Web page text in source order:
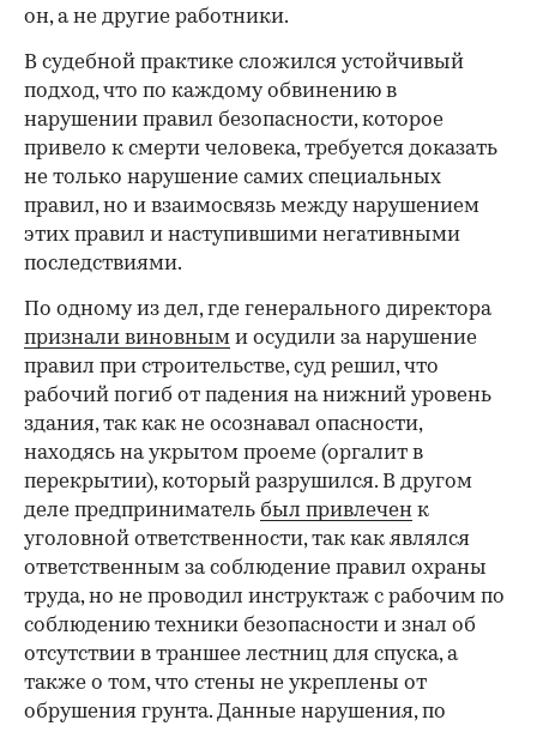
он, а не другие работники.
В судебной практике сложился устойчивый
подход, что по каждому обвинению в
нарушении правил безопасности, которое
привело к смерти человека, требуется доказать
не только нарушение самих специальных
правил, но и взаимосвязь между нарушением
этих правил и наступившими негативными
последствиями.
По одному из дел, где генерального директора
признали виновным и осудили за нарушение
правил при строительстве, суд решил, что
рабочий погиб от падения на нижний уровень
здания, так как не осознавал опасности,
находясь на укрытом проеме (оргалит в
перекрытии), который разрушился. В другом
деле предприниматель был привлечен к
уголовной ответственности, так как являлся
ответственным за соблюдение правил охраны
труда, но не проводил инструктаж с рабочим по
соблюдению техники безопасности и знал об
отсутствии в траншее лестниц для спуска, а
также о том, что стены не укреплены от
обрушения грунта. Данные нарушения, по